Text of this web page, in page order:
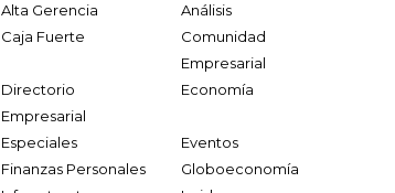
Alta Gerencia
Análisis
Caja Fuerte
Comunidad
Empresarial
Directorio
Empresarial
Economía
Especiales
Eventos
Finanzas Personales
Globoeconomía